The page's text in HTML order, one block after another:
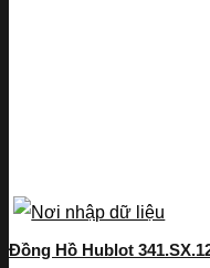
Đồng Hồ Hublot